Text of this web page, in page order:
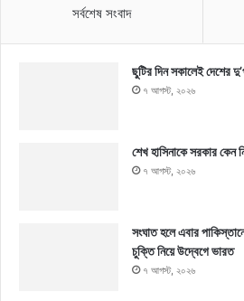
সর্বশেষ সংবাদ
ছুটির দিন সকালেই দেশের
৭ আগস্ট, ২০২৬
শেখ হাসিনাকে সরকার কেন
৭ আগস্ট, ২০২৬
সংঘাত হলে এবার
চুক্তি নিয়ে উদ্বেগে ভারত
৭ আগস্ট, ২০২৬